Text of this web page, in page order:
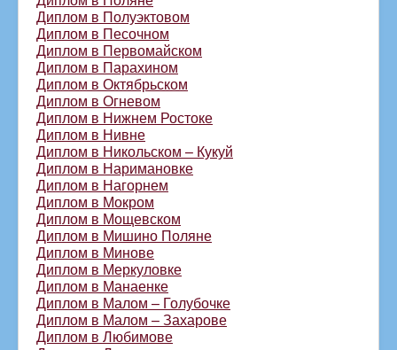
Диплом в Полуэктовом
Диплом в Песочном
Диплом в Первомайском
Диплом в Парахином
Диплом в Октябрьском
Диплом в Огневом
Диплом в Нижнем Ростоке
Диплом в Нивне
Диплом в Никольском – Кукуй
Диплом в Наримановке
Диплом в Нагорнем
Диплом в Мокром
Диплом в Мощевском
Диплом в Мишино Поляне
Диплом в Минове
Диплом в Меркуловке
Диплом в Манаенке
Диплом в Малом – Голубочке
Диплом в Малом – Захарове
Диплом в Любимове